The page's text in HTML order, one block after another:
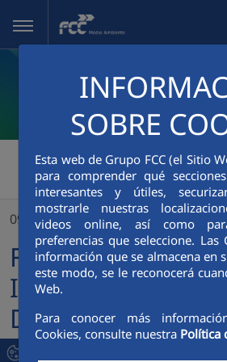
Saltar al contenido principal
SOBRE
Esta web de Grupo FCC (el Sitio
para comprender qué
interesantes y útiles,
mostrarle nuestras
videos online, así como
preferencias que seleccione. Las
información que se almacena en
este modo, se le reconocerá
Web.
Para conocer más
Cookies, consulte nuestra Política
FCC Medio Ambiente >
09/05/2025
FCCenviro
Irigoyen como
Director General
plataforma